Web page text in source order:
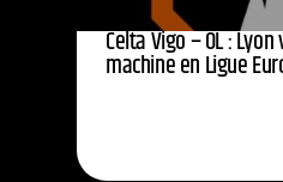
Celta Vigo – OL :
machine en Ligue